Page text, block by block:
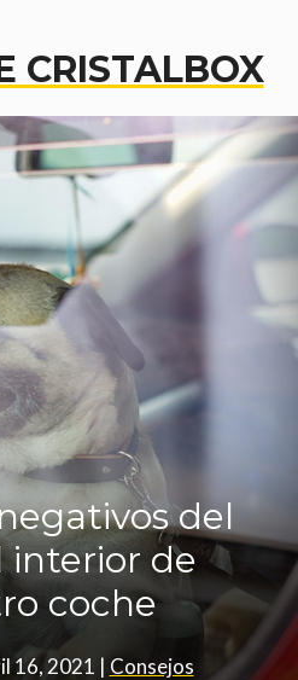
CRISTALBOX
del
interior de
coche
16, 2021 | Consejos